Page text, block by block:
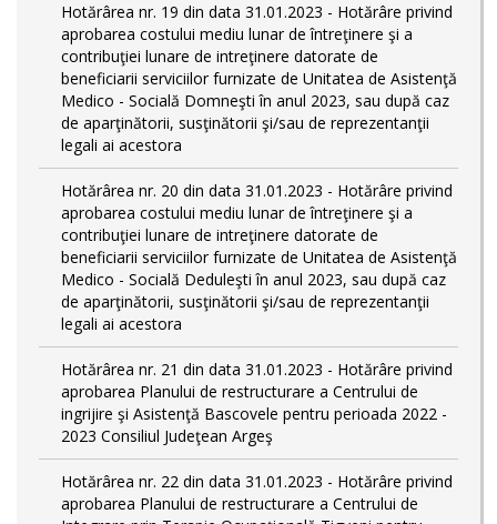
Hotărârea nr. 19 din data 31.01.2023 - Hotărâre privind
aprobarea costului mediu lunar de întreţinere şi a
contribuţiei lunare de intreţinere datorate de
beneficiarii serviciilor furnizate de Unitatea de Asistenţă
Medico - Socială Domneşti în anul 2023, sau după caz
de aparţinătorii, susţinătorii şi/sau de reprezentanţii
legali ai acestora
Hotărârea nr. 20 din data 31.01.2023 - Hotărâre privind
aprobarea costului mediu lunar de întreţinere şi a
contribuţiei lunare de intreţinere datorate de
beneficiarii serviciilor furnizate de Unitatea de Asistenţă
Medico - Socială Deduleşti în anul 2023, sau după caz
de aparţinătorii, susţinătorii şi/sau de reprezentanţii
legali ai acestora
Hotărârea nr. 21 din data 31.01.2023 - Hotărâre privind
aprobarea Planului de restructurare a Centrului de
ingrijire şi Asistenţă Bascovele pentru perioada 2022 -
2023 Consiliul Judeţean Argeş
Hotărârea nr. 22 din data 31.01.2023 - Hotărâre privind
aprobarea Planului de restructurare a Centrului de